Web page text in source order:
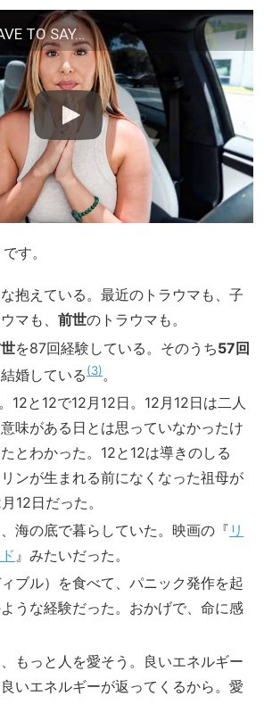
TO SAY…
す。
抱えている。最近のトラウマも、子
マも、前世のトラウマも。
を87回経験している。そのうち57回
婚している 3 。
12と12で12月12日。12月12日は二人
味がある日とは思っていなかったけ
とわかった。12と12は導きのしる
ンが生まれる前になくなった祖母が
12日だった。
海の底で暮らしていた。映画の『 リ
』みたいだった。
ブル）を食べて、パニック発作を起
うな経験だった。おかげで、命に感
もっと人を愛そう。良いエネルギー
いエネルギーが返ってくるから。愛